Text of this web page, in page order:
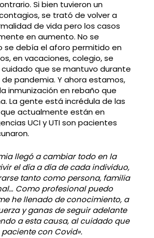
Si bien tuvieron un
se trató de volver a
de vida pero los casos
en aumento. No se
se debía el aforo permitido en
en vacaciones, colegio, se
que se mantuvo durante
pandemia. Y ahora estamos,
inmunización en rebaño que
La gente está incrédula de las
que actualmente están en
UCI y UTI son pacientes
llegó a cambiar todo en la
el día a día de cada individuo,
tanto como persona, familia
Como profesional puedo
he llenado de conocimiento, a
y ganas de seguir adelante
a esta causa, al cuidado que
con Covid».